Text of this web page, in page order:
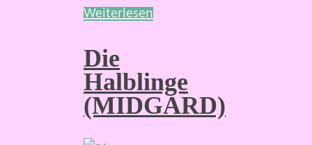
Weiterlesen
Die
Halblinge
(MIDGARD)